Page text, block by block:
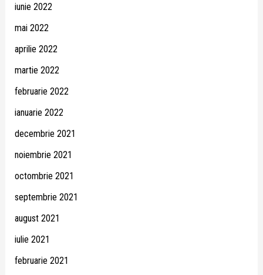
iunie 2022
mai 2022
aprilie 2022
martie 2022
februarie 2022
ianuarie 2022
decembrie 2021
noiembrie 2021
octombrie 2021
septembrie 2021
august 2021
iulie 2021
februarie 2021